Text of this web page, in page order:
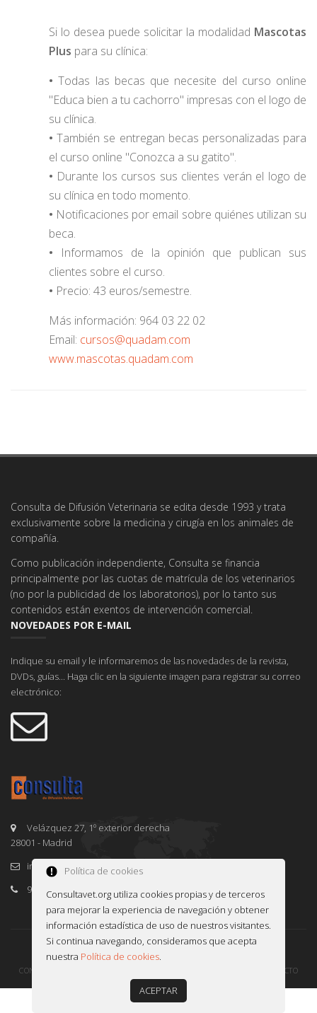
Si lo desea puede solicitar la modalidad Mascotas
Plus para su clínica:
•Todas las becas que necesite del curso online
"Educa bien a tu cachorro" impresas con el logo de
su clínica.
•También se entregan becas personalizadas para
el curso online "Conozca a su gatito".
• Durante los cursos sus clientes verán el logo de
su clínica en todo momento.
• Notificaciones por email sobre quiénes utilizan su
beca.
• Informamos de la opinión que publican sus
clientes sobre el curso.
• Precio: 43 euros/semestre.
Más información: 964 03 22 02
Email: cursos@quadam.com
www.mascotas.quadam.com
Consulta de Difusión Veterinaria se edita desde 1993 y trata
exclusivamente sobre la medicina y cirugía en los animales de
compañía.
Como publicación independiente, Consulta se financia
principalmente por las cuotas de matrícula de los veterinarios
(no por la publicidad de los laboratorios), por lo tanto sus
contenidos están exentos de intervención comercial.
NOVEDADES POR E-MAIL
Indique su email y le informaremos de las novedades de la revista,
DVDs, guías... Haga clic en la siguiente imagen para registrar su correo
electrónico:
Velázquez 27, 1º exterior derecha
28001 - Madrid
info@consultavet.org
91 995 38 25
© 2016-2026 CONSULTAVET INFOWARE
CONDICIONES DE USO CONTACTO
Política de cookies
Consultavet.org utiliza cookies propias y de terceros
para mejorar la experiencia de navegación y obtener
información estadística de uso de nuestros visitantes.
Si continua navegando, consideramos que acepta
nuestra Política de cookies.
ACEPTAR